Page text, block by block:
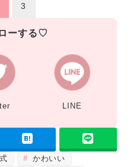
3
ーする♡
LINE
かわいい